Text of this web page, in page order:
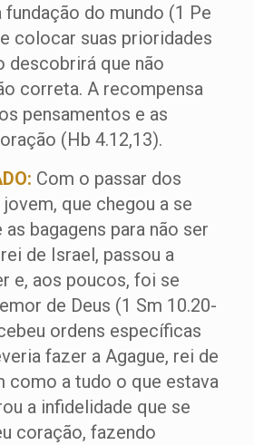
fundação do mundo (1 Pe
colocar suas prioridades
descobrirá que não
correta. A recompensa
pensamentos e as
(Hb 4.12,13).
Com o passar dos
que chegou a se
bagagens para não ser
de Israel, passou a
e, aos poucos, foi se
de Deus (1 Sm 10.20-
ordens específicas
fazer a Agague, rei de
como a tudo o que estava
a infidelidade que se
coração, fazendo